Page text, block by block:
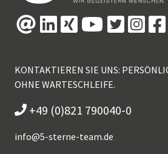
KONTAKTIEREN SIE UNS:
OHNE WARTESCHLEIFE.
+49 (0)821 790040-0
info@5-sterne-team.de